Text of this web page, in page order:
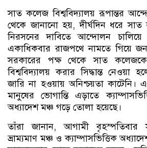
সাত কলেজ বিশ্ববিদ্যালয় রূপান্তর
থেকে জানানো হয়, দীর্ঘদিন ধরে
নিরসনের দাবিতে আন্দোলন চালিয়ে
একাধিকবার রাজপথে নামতে গিয়ে
সরকারের পক্ষ থেকে সাত কলেজকে
বিশ্ববিদ্যালয় করার সিদ্ধান্ত নেওয়া
জারি না হওয়ায় অনিশ্চয়তা কাটেনি। এ
মানুষের ভোগান্তি এড়াতে
অধ্যাদেশ মঞ্চ গড়ে তোলা হয়েছে।
তাঁরা জানান, আগামী বৃহস্পতিবার
ভ্রাম্যমাণ মঞ্চ ও ক্যাম্পাসভিত্তিক